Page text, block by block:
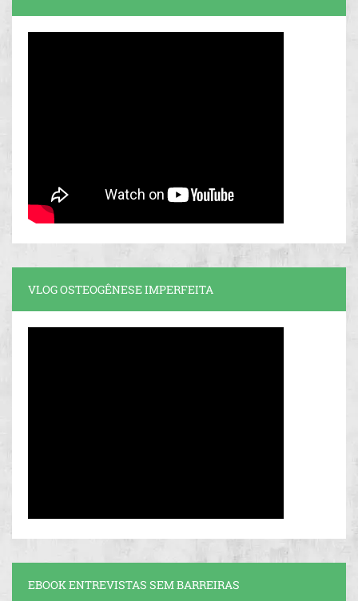
VLOG OSTEOGÊNESE IMPERFEITA
EBOOK ENTREVISTAS SEM BARREIRAS